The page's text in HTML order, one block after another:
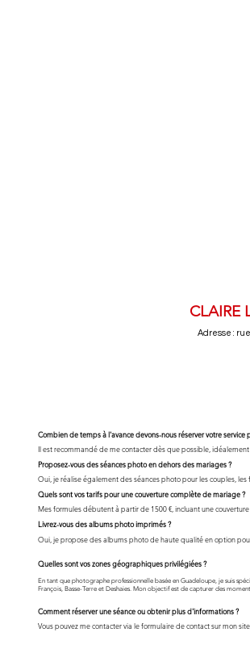
CLAIRE
Adresse :
Combien de temps à l'avance devons-nous réserver votre service
Il est recommandé de me contacter dès que possible,
Proposez-vous des séances photo en dehors des mariages ?
Oui, je réalise également des séances photo pour les couples,
Quels sont vos tarifs pour une couverture complète de mariage ?
Mes formules débutent à partir de 1500 €, incluant une
Livrez-vous des albums photo imprimés ?
Oui, je propose des albums photo de haute qualité en option
Quelles sont vos zones géographiques privilégiées ?
En tant que photographe professionnelle basée en Guadeloupe, je suis
François, Basse-Terre et Deshaies. Mon objectif est de capturer des
Comment réserver une séance ou obtenir plus d'informations ?
Vous pouvez me contacter via le formulaire de contact sur mon